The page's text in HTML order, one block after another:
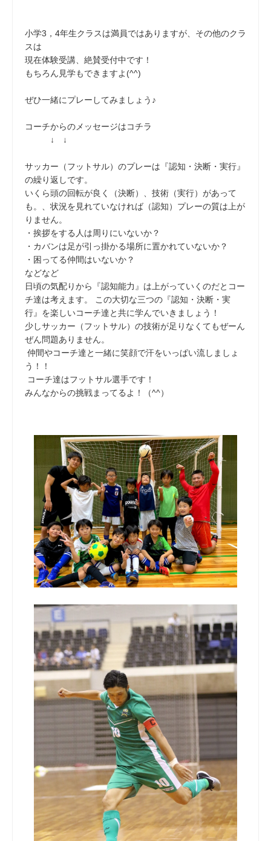
小学3，4年生クラスは満員ではありますが、その他のクラ
スは
現在体験受講、絶賛受付中です！
もちろん見学もできますよ(^^)
ぜひ一緒にプレーしてみましょう♪
コーチからのメッセージはコチラ
↓ ↓
サッカー（フットサル）のプレーは『認知・決断・実行』
の繰り返しです。
いくら頭の回転が良く（決断）、技術（実行）があって
も。、状況を見れていなければ（認知）プレーの質は上が
りません。
・挨拶をする人は周りにいないか？
・カバンは足が引っ掛かる場所に置かれていないか？
・困ってる仲間はいないか？
などなど
日頃の気配りから『認知能力』は上がっていくのだとコー
チ達は考えます。 この大切な三つの『認知・決断・実
行』を楽しいコーチ達と共に学んでいきましょう！
少しサッカー（フットサル）の技術が足りなくてもぜーん
ぜん問題ありません。
仲間やコーチ達と一緒に笑顔で汗をいっぱい流しましょ
う！！
コーチ達はフットサル選手です！
みんなからの挑戦まってるよ！（^^）